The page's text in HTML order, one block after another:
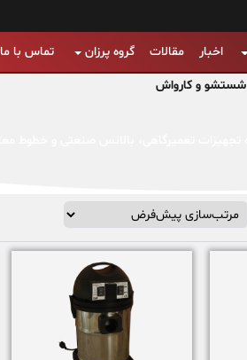
اخبار مقالات گروه پرزان تماس با ما
شستشو و کارواش